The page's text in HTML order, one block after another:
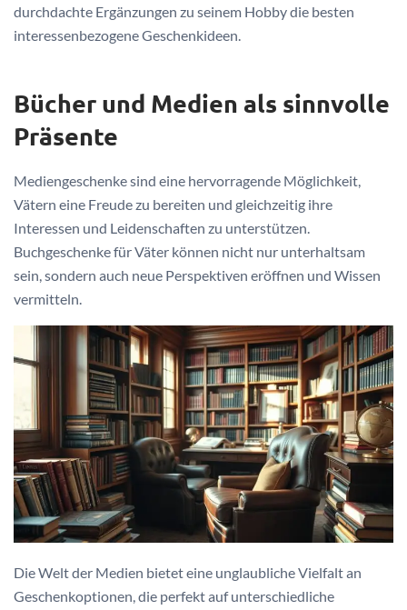
durchdachte Ergänzungen zu seinem Hobby die besten
interessenbezogene Geschenkideen.
Bücher und Medien als sinnvolle
Präsente
Mediengeschenke sind eine hervorragende Möglichkeit,
Vätern eine Freude zu bereiten und gleichzeitig ihre
Interessen und Leidenschaften zu unterstützen.
Buchgeschenke für Väter können nicht nur unterhaltsam
sein, sondern auch neue Perspektiven eröffnen und Wissen
vermitteln.
Die Welt der Medien bietet eine unglaubliche Vielfalt an
Geschenkoptionen, die perfekt auf unterschiedliche